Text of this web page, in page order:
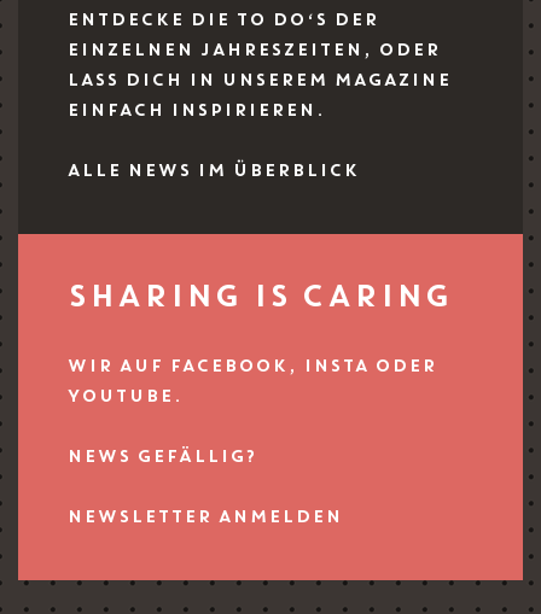
ENTDECKE DIE TO DO‘S DER
EINZELNEN JAHRESZEITEN, ODER
LASS DICH IN UNSEREM MAGAZINE
EINFACH INSPIRIEREN.
ALLE NEWS IM ÜBERBLICK
SHARING IS CARING
WIR AUF FACEBOOK, INSTA ODER
YOUTUBE.
NEWS GEFÄLLIG?
NEWSLETTER ANMELDEN